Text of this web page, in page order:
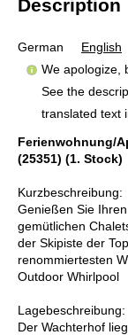
Description
German
English
We apologize,
See the
translated text
Ferienwohnung/
(25351) (1. Stock)
Kurzbeschreibung:
Genießen Sie
gemütlichen
der Skipiste der
renommiertesten
Outdoor Whirlpool
Lagebeschreibung:
Der Wachterhof